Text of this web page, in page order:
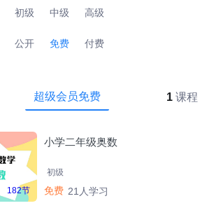
初级 中级 高级
公开 免费 付费
超级会员免费 1 课程
182节
小学二年级奥数
初级
免费 21人学习